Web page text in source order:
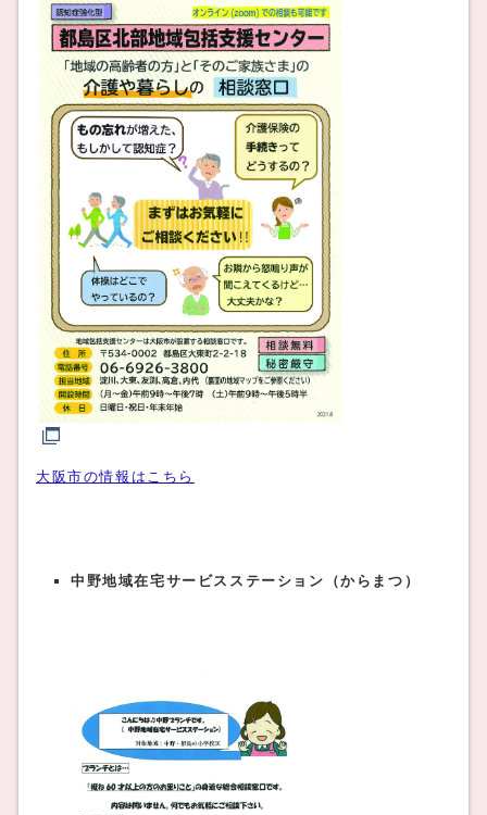
大阪市の情報はこちら
中野地域在宅サービスステーション（からまつ）